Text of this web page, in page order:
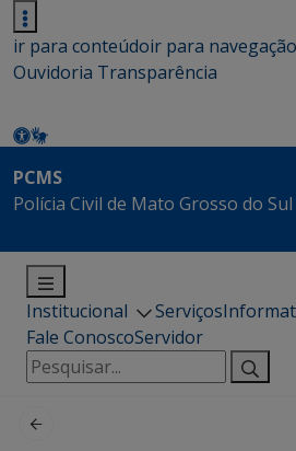
ir para conteúdoir para navegação
Ouvidoria Transparência
PCMS
Polícia Civil de Mato Grosso do Sul
Institucional Serviços
Fale ConoscoServidor
Pesquisar
por: